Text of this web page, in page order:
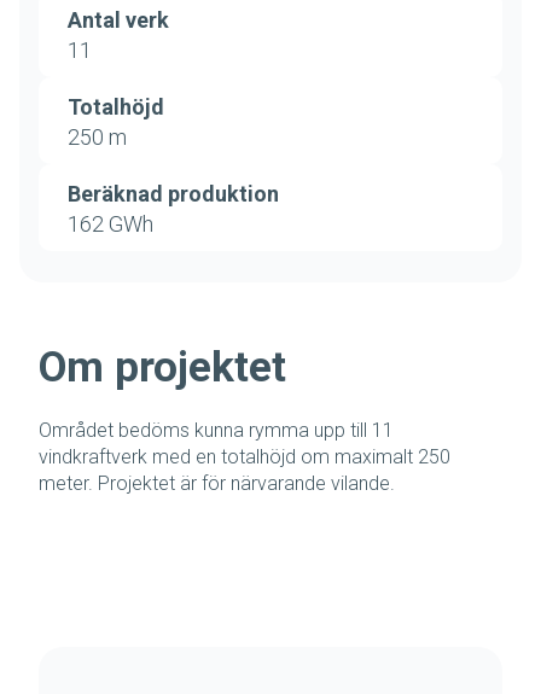
Antal verk
11
Totalhöjd
250 m
Beräknad produktion
162 GWh
Om projektet
Området bedöms kunna rymma upp till 11
vindkraftverk med en totalhöjd om maximalt 250
meter. Projektet är för närvarande vilande.